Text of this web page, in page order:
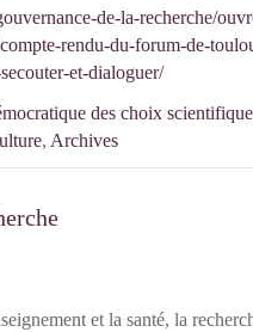
de-la-recherche/
rendu-du-forum-de-
et-dialoguer/
des choix
, Archives
et la santé, la